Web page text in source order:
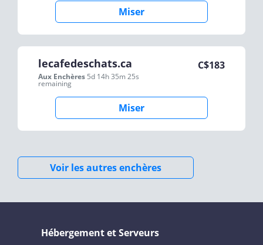
Miser
lecafedeschats.ca
Aux Enchères 5d 14h 35m 25s
remaining
C$183
Miser
Voir les autres enchères
Hébergement et Serveurs